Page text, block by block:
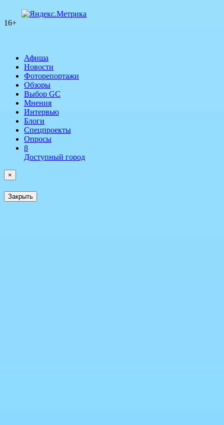
16+
Афиша
Новости
Фоторепортажи
Обзоры
Выбор GC
Мнения
Интервью
Блоги
Спецпроекты
Опросы
β
Доступный город
×
Закрыть